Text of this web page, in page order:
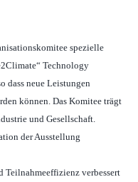
spezielle
Technology
dass neue Leistungen
können. Das Komitee trägt
und Gesellschaft.
der Ausstellung
Teilnahmeeffizienz verbessert